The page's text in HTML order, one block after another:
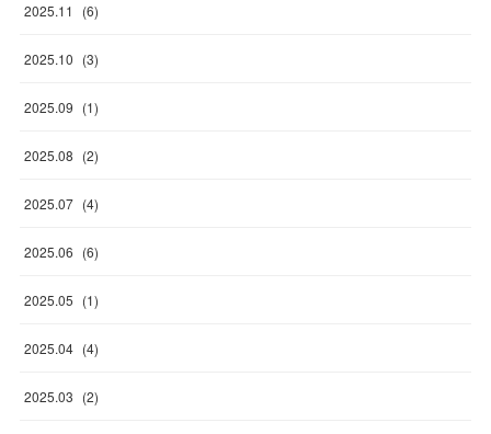
2025.11 (6)
2025.10 (3)
2025.09 (1)
2025.08 (2)
2025.07 (4)
2025.06 (6)
2025.05 (1)
2025.04 (4)
2025.03 (2)